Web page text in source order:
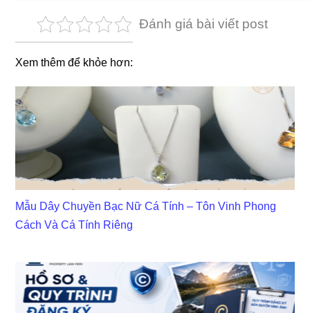
Đánh giá bài viết post
Xem thêm để khỏe hơn:
Mẫu Dây Chuyền Bạc Nữ Cá Tính – Tôn Vinh Phong
Cách Và Cá Tính Riêng